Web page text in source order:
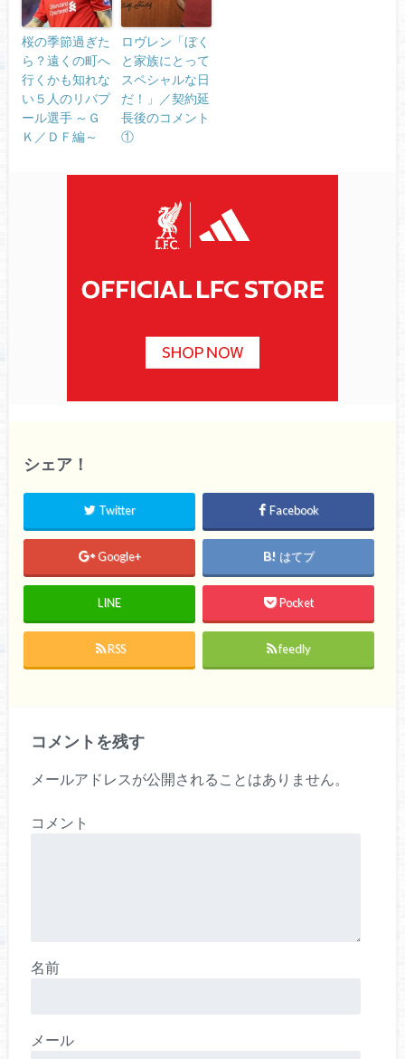
桜の季節過ぎた
ら？遠くの町へ
行くかも知れな
い５人のリバプ
ール選手 ～Ｇ
Ｋ／ＤＦ編～
ロヴレン「ぼく
と家族にとって
スペシャルな日
だ！」／契約延
長後のコメント
①
シェア！
Twitter Facebook
Google+ はてブ
LINE Pocket
RSS feedly
コメントを残す
メールアドレスが公開されることはありません。
コメント
名前
メール